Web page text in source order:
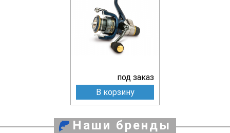
под заказ
В корзину
Наши бренды